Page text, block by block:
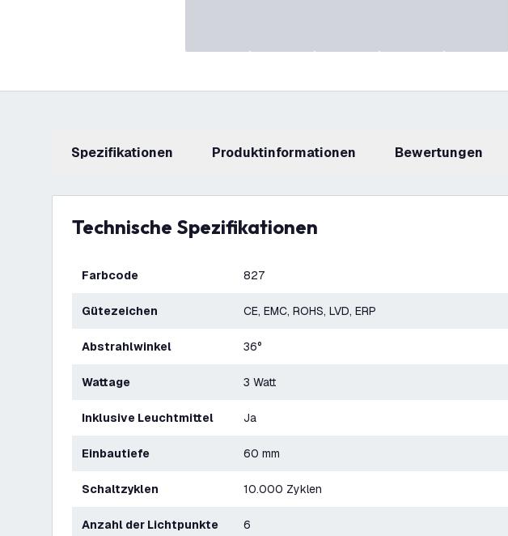
Spezifikationen Produktinformationen Bewertungen
Technische Spezifikationen
Farbcode 827
Gütezeichen CE, EMC, ROHS, LVD, ERP
Abstrahlwinkel 36°
Wattage 3 Watt
Inklusive Leuchtmittel Ja
Einbautiefe 60 mm
Schaltzyklen 10.000 Zyklen
Anzahl der Lichtpunkte 6